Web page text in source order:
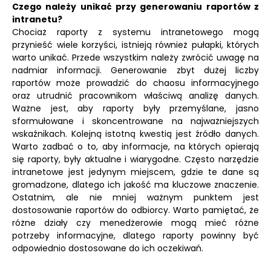
Czego należy unikać przy generowaniu raportów z
intranetu?
Chociaż raporty z systemu intranetowego mogą
przynieść wiele korzyści, istnieją również pułapki, których
warto unikać. Przede wszystkim należy zwrócić uwagę na
nadmiar informacji. Generowanie zbyt dużej liczby
raportów może prowadzić do chaosu informacyjnego
oraz utrudnić pracownikom właściwą analizę danych.
Ważne jest, aby raporty były przemyślane, jasno
sformułowane i skoncentrowane na najważniejszych
wskaźnikach. Kolejną istotną kwestią jest źródło danych.
Warto zadbać o to, aby informacje, na których opierają
się raporty, były aktualne i wiarygodne. Często narzędzie
intranetowe jest jedynym miejscem, gdzie te dane są
gromadzone, dlatego ich jakość ma kluczowe znaczenie.
Ostatnim, ale nie mniej ważnym punktem jest
dostosowanie raportów do odbiorcy. Warto pamiętać, że
różne działy czy menedżerowie mogą mieć różne
potrzeby informacyjne, dlatego raporty powinny być
odpowiednio dostosowane do ich oczekiwań.